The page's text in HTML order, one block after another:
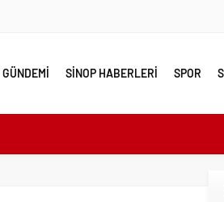
SİNOP HABERLERİ SPOR